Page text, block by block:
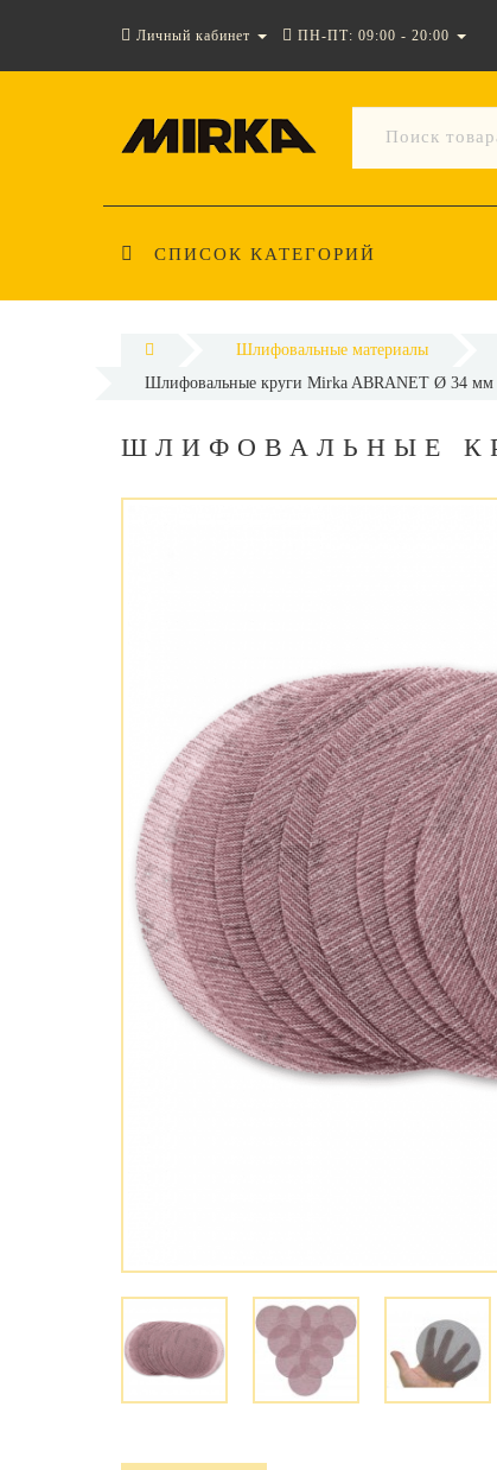
Личный кабинет ПН-ПТ: 09:00 - 20:00
СПИСОК КАТЕГОРИЙ
Шлифовальные материалы
Шлифовальные круги Mirka ABRANET Ø 34 мм
ШЛИФОВАЛЬНЫЕ